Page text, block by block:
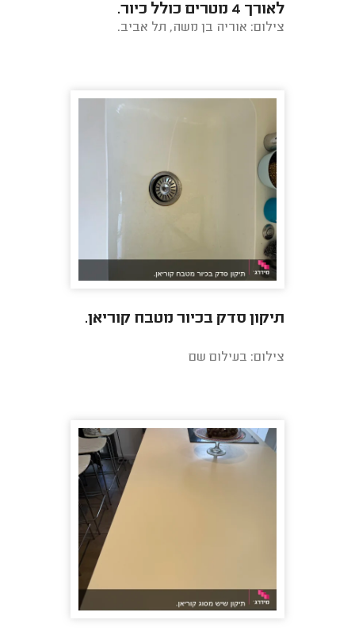
לאורך 4 מטרים כולל כיור.
צילום: אוריה בן משה, תל אביב.
תיקון סדק בכיור מטבח קוריאן.
צילום: בעילום שם